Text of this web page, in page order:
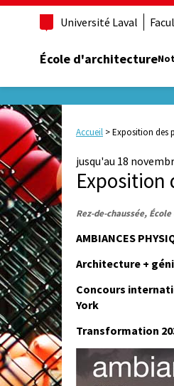
Université Laval
École d'architecture
Accueil >Exposition des
jusqu'au 18
Exposition
Rez-de-chaussée,
AMBIANCES
Architecture +
Concours
York
Transformation